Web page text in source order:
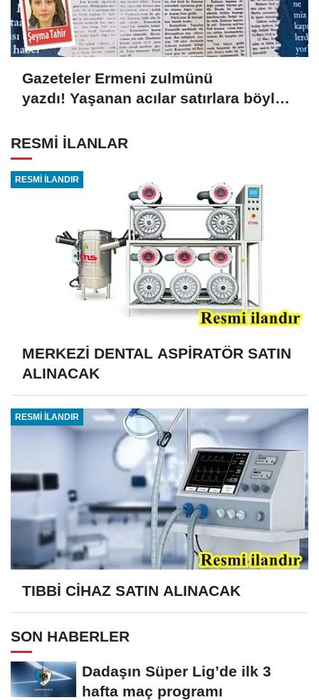
Gazeteler Ermeni zulmünü
yazdı! Yaşanan acılar satırlara böyle
RESMİ İLANLAR
RESMİ İLANDIR
MERKEZİ DENTAL ASPİRATÖR SATIN
ALINACAK
RESMİ İLANDIR
TIBBİ CİHAZ SATIN ALINACAK
SON HABERLER
Dadaşın Süper Lig’de ilk 3
hafta maç programı